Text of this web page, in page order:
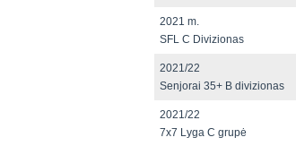
2021 m.
SFL C Divizionas
2021/22
Senjorai 35+ B divizionas
2021/22
7x7 Lyga C grupė